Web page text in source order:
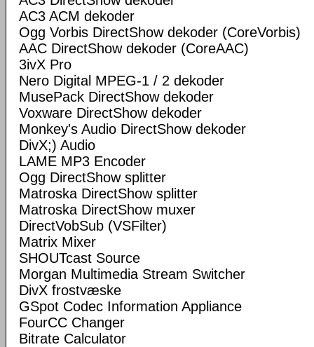
AC3 ACM dekoder
Ogg Vorbis DirectShow dekoder (CoreVorbis)
AAC DirectShow dekoder (CoreAAC)
3ivX Pro
Nero Digital MPEG-1 / 2 dekoder
MusePack DirectShow dekoder
Voxware DirectShow dekoder
Monkey's Audio DirectShow dekoder
DivX;) Audio
LAME MP3 Encoder
Ogg DirectShow splitter
Matroska DirectShow splitter
Matroska DirectShow muxer
DirectVobSub (VSFilter)
Matrix Mixer
SHOUTcast Source
Morgan Multimedia Stream Switcher
DivX frostvæske
GSpot Codec Information Appliance
FourCC Changer
Bitrate Calculator